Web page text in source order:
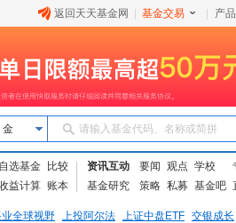
返回天天基金网 基金交易 产
金 请输入基金代码、名称或简拼
自选基金
比较
益计算 账本
资讯互动 要闻 观点 学校
基金研究
策略 私募 基金吧
全球视野 上投阿尔法 上证中盘ETF 交银成长